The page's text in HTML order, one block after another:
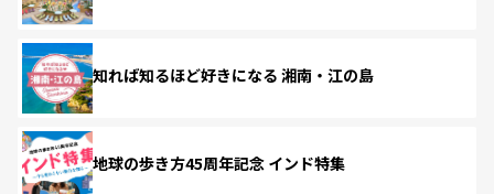
知れば知るほど好きになる 湘南・江の島
地球の歩き方45周年記念 インド特集